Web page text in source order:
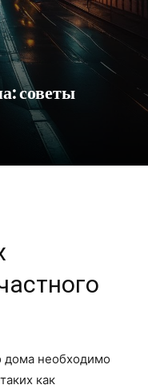
советы
дома необходимо
как